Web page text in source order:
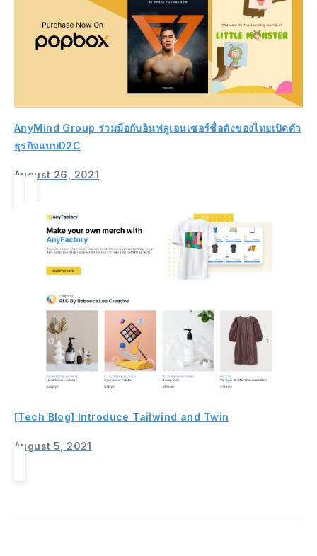
AnyMind Group ร่วมมือกับอินฟลูเอนเซอร์ชื่อดังของไทยเปิดตัว
ธุรกิจแบบD2C
August 26, 2021
[Tech Blog] Introduce Tailwind and Twin
August 5, 2021